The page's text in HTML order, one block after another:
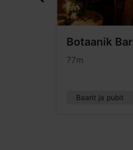
Botaanik Bar
77m
Baarit ja pubit